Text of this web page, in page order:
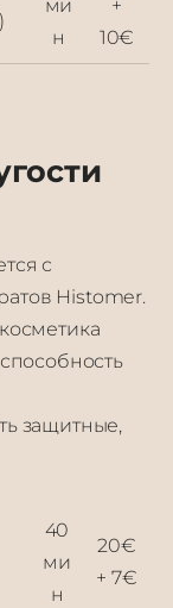
ми
н
+
10€
с
Histomer.
защитные,
40
ми
н
20€
+ 7€